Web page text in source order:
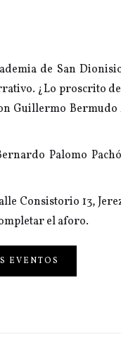
de San
¿Lo proscrito
Guillermo
Palomo
Consistorio 13,
el aforo.
EVENTOS